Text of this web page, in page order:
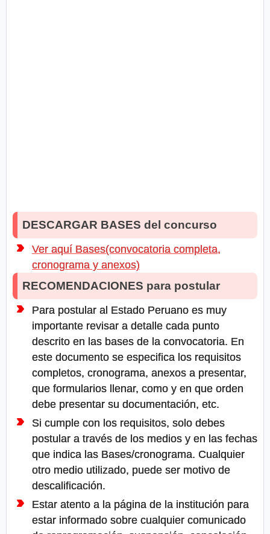
DESCARGAR BASES del concurso
Ver aquí Bases(convocatoria completa,
cronograma y anexos)
RECOMENDACIONES para postular
Para postular al Estado Peruano es muy
importante revisar a detalle cada punto
descrito en las bases de la convocatoria. En
este documento se especifica los requisitos
completos, cronograma, anexos a presentar,
que formularios llenar, como y en que orden
debe presentar su documentación, etc.
Si cumple con los requisitos, solo debes
postular a través de los medios y en las fechas
que indica las Bases/cronograma. Cualquier
otro medio utilizado, puede ser motivo de
descalificación.
Estar atento a la página de la institución para
estar informado sobre cualquier comunicado